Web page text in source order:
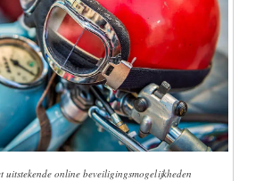
uitstekende online beveiligingsmogelijkheden